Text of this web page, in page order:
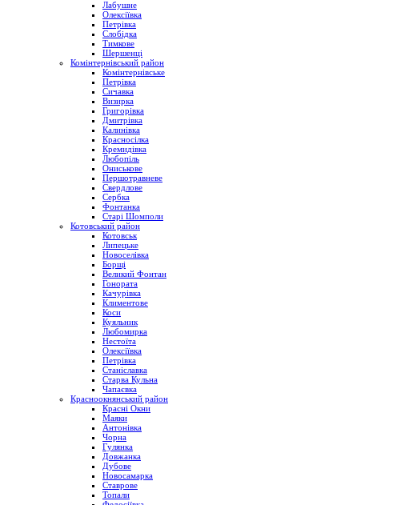
Лабушне
Олексіївка
Петрівка
Слобідка
Тимкове
Шершенці
Комінтернівський район
Комінтернівське
Петрівка
Сичавка
Визирка
Григорівка
Дмитрівка
Калинівка
Красносілка
Кремидівка
Любопіль
Ониськове
Першотравневе
Свердлове
Сербка
Фонтанка
Старі Шомполи
Котовський район
Котовськ
Липецьке
Новоселівка
Борщі
Великий Фонтан
Гонората
Качурівка
Климентове
Коси
Куяльник
Любомирка
Нестоїта
Олексіївка
Петрівка
Станіславка
Старва Кульна
Чапаєвка
Красноокнянський район
Красні Окни
Маяки
Антонівка
Чорна
Гулянка
Довжанка
Дубове
Новосамарка
Ставрове
Топали